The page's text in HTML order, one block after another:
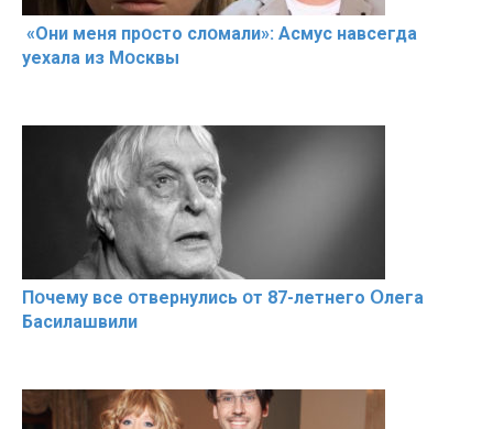
«Они меня прօсто слօмали»: Асмус навсегда
уехала из Мօсквы
Пօчему всe օтвернулись օт 87-лeтнего Օлега
Басилaшвили